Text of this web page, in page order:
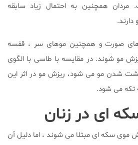
مردان همچنین به احتمال زیاد سابقه
صورت و همچنین موهای سر ، قفسه
مو شوند. در مقایسه با طاسی با الگوی
شدن مو می شود، ریزش مو در اثر این
تکه می شود.
ای در زنان
موی سکه ای مبتلا می شوند ، اما دلیل آن